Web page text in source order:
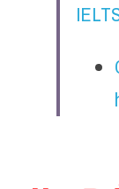
Writing